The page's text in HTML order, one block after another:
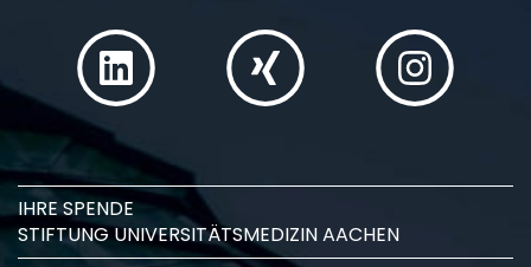
IHRE SPENDE
STIFTUNG UNIVERSITÄTSMEDIZIN AACHEN